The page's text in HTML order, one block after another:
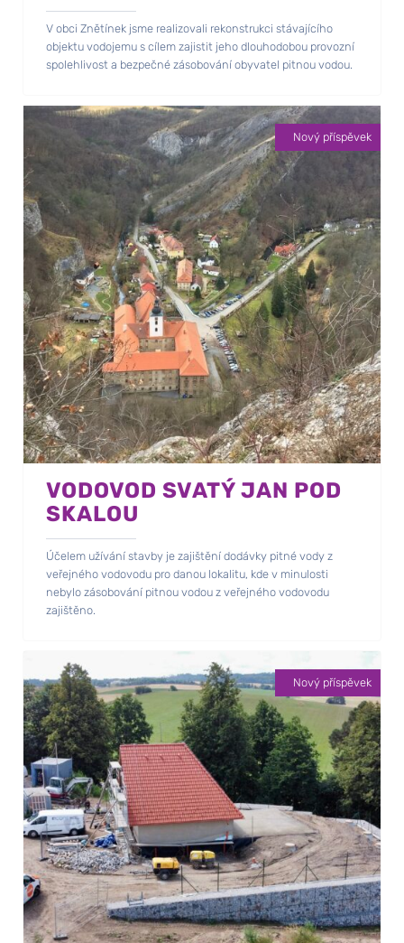
V obci Znětínek jsme realizovali rekonstrukci stávajícího
objektu vodojemu s cílem zajistit jeho dlouhodobou provozní
spolehlivost a bezpečné zásobování obyvatel pitnou vodou.
Nový příspěvek
VODOVOD SVATÝ JAN POD
SKALOU
Účelem užívání stavby je zajištění dodávky pitné vody z
veřejného vodovodu pro danou lokalitu, kde v minulosti
nebylo zásobování pitnou vodou z veřejného vodovodu
zajištěno.
Nový příspěvek